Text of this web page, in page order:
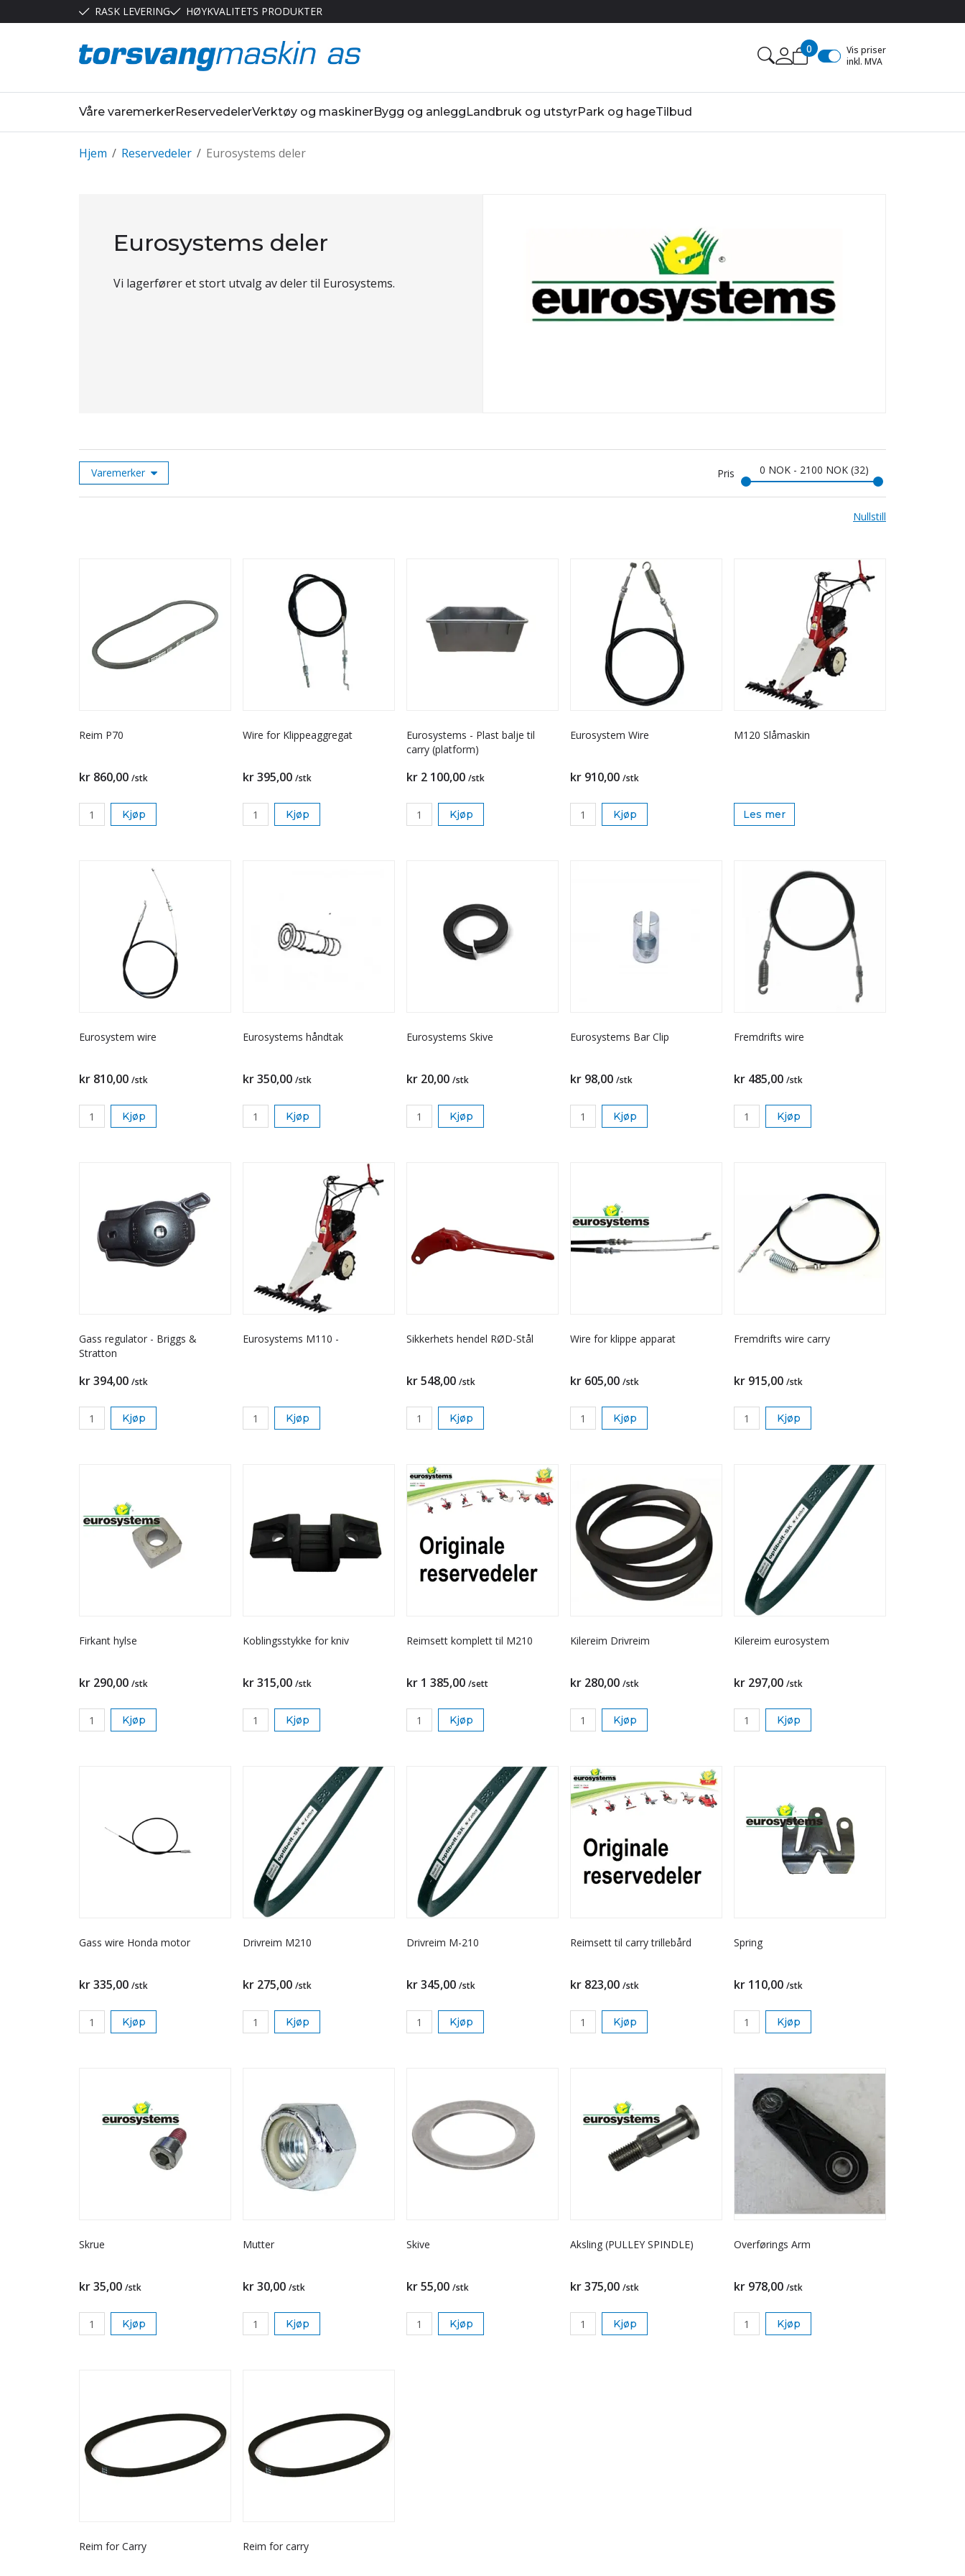
RASK LEVERING HØYKVALITETS PRODUKTER
0
Vis priser
inkl. MVA
Våre varemerkerReservedelerVerktøy og maskinerBygg og anleggLandbruk og utstyrPark og hageTilbud
/
Hjem /
Reservedeler Eurosystems deler
Eurosystems deler
Vi lagerfører et stort utvalg av deler til Eurosystems.
Varemerker Pris 0 NOK - 2100 NOK 32
Nullstill
Reim P70
kr 860,00 /stk
Kjøp
Wire for Klippeaggregat
kr 395,00 /stk
Kjøp
Eurosystems - Plast balje til
carry (platform)
kr 2 100,00 /stk
Kjøp
Eurosystem Wire
kr 910,00 /stk
Kjøp
M120 Slåmaskin
Les mer
Eurosystem wire
kr 810,00 /stk
Kjøp
Eurosystems håndtak
kr 350,00 /stk
Kjøp
Eurosystems Skive
kr 20,00 /stk
Kjøp
Eurosystems Bar Clip
kr 98,00 /stk
Kjøp
Fremdrifts wire
kr 485,00 /stk
Kjøp
Gass regulator - Briggs &
Stratton
kr 394,00 /stk
Kjøp
Eurosystems M110 -
Kjøp
Sikkerhets hendel RØD-Stål
kr 548,00 /stk
Kjøp
Wire for klippe apparat
kr 605,00 /stk
Kjøp
Fremdrifts wire carry
kr 915,00 /stk
Kjøp
Firkant hylse
kr 290,00 /stk
Kjøp
Koblingsstykke for kniv
kr 315,00 /stk
Kjøp
Reimsett komplett til M210
kr 1 385,00 /sett
Kjøp
Kilereim Drivreim
kr 280,00 /stk
Kjøp
Kilereim eurosystem
kr 297,00 /stk
Kjøp
Gass wire Honda motor
kr 335,00 /stk
Kjøp
Drivreim M210
kr 275,00 /stk
Kjøp
Drivreim M-210
kr 345,00 /stk
Kjøp
Reimsett til carry trillebård
kr 823,00 /stk
Kjøp
Spring
kr 110,00 /stk
Kjøp
Skrue
kr 35,00 /stk
Kjøp
Mutter
kr 30,00 /stk
Kjøp
Skive
kr 55,00 /stk
Kjøp
Aksling (PULLEY SPINDLE)
kr 375,00 /stk
Kjøp
Overførings Arm
kr 978,00 /stk
Kjøp
Reim for Carry Reim for carry